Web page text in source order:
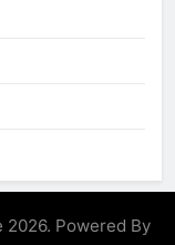
2026. Powered By